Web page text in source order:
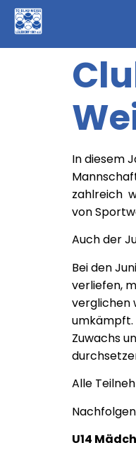
In diesem
zahlreich
von
Auch der
Bei den
verliefen,
verglichen
umkämpft.
Zuwachs
Alle
U14